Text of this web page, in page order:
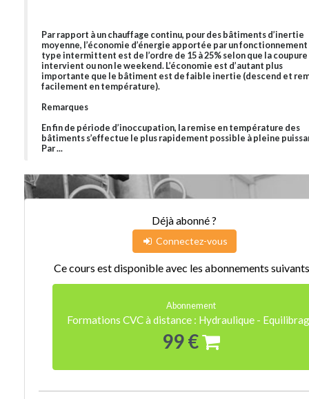
Par rapport à un chauffage continu, pour des bâtiments d’inertie
moyenne, l’économie d’énergie apportée par un
type intermittent est de l’ordre de 15 à 25% selon que la coupure
intervient ou non le weekend. L’économie est d’autant plus
importante que le bâtiment est de faible inertie (descend et
facilement en température).
Remarques
En fin de période d’inoccupation, la remise en température des
bâtiments s’effectue le plus rapidement possible à pleine
Par ...
Déjà abonné ?
Connectez-vous
Ce cours est disponible avec les abonnements
Abonnement
Formations CVC à distance : Hydraulique -
99 €